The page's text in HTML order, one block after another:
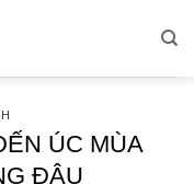
ÚC MÙA
ĐÂU